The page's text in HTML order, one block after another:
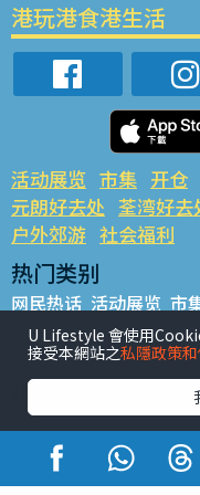
港玩港食港生活
活动展览 市集 开仓
元朗好去处 荃湾好去
户外郊游 社会福利
热门类别
网民热话 活动展览 市
铜锣湾好去处 元朗好
餐厅情报 户外郊游
热门标签
#UGO揾好去处 #人气
#亲子玩乐好去处
#UJetso礼物放送
U Lifestyle 會使用
接受本網站之私隱政策